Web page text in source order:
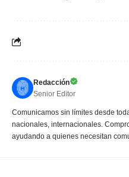
Redacción
Senior Editor
Comunicamos sin límites desde
nacionales, internacionales.
ayudando a quienes necesitan